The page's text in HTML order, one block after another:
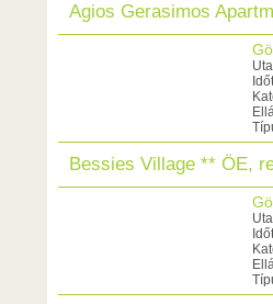
Agios Gerasimos
Bessies Village ** ÖE,